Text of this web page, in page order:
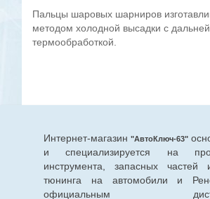
Пальцы шаровых шарниров
методом холодной высадки с
термообработкой.
Интернет-магазин "АвтоКлюч-63"
и специализируется на
инструмента, запасных частей
тюнинга на автомобили и
официальным